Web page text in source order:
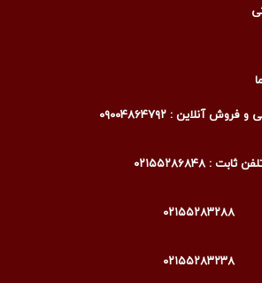
آنلاین : ۰۹۰۰۴۸۶۴۷۹۲
ثابت : ۰۲۱۵۵۲۸۶۸۴۸
۰۲۱۵۵۲۸۳۲۸۸
۰۲۱۵۵۲۸۳۲۳۸